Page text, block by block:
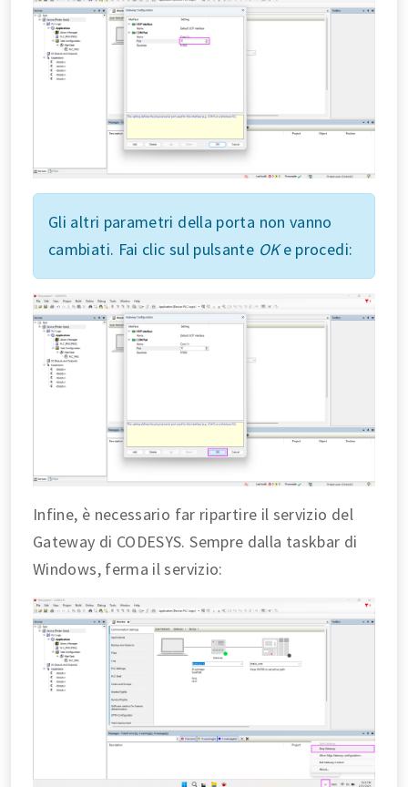
Gli altri parametri della porta non vanno
cambiati. Fai clic sul pulsante OKe procedi:
Infine, è necessario far ripartire il servizio del
Gateway di CODESYS. Sempre dalla taskbar di
Windows, ferma il servizio: